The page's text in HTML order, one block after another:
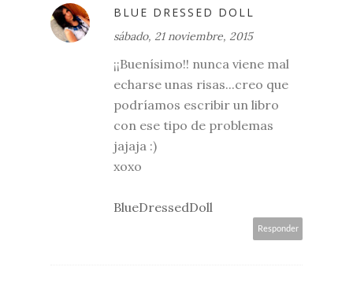
BLUE DRESSED DOLL
sábado, 21 noviembre, 2015
¡¡Buenísimo!! nunca viene mal
echarse unas risas...creo que
podríamos escribir un libro
con ese tipo de problemas
jajaja :)
xoxo
BlueDressedDoll
Responder